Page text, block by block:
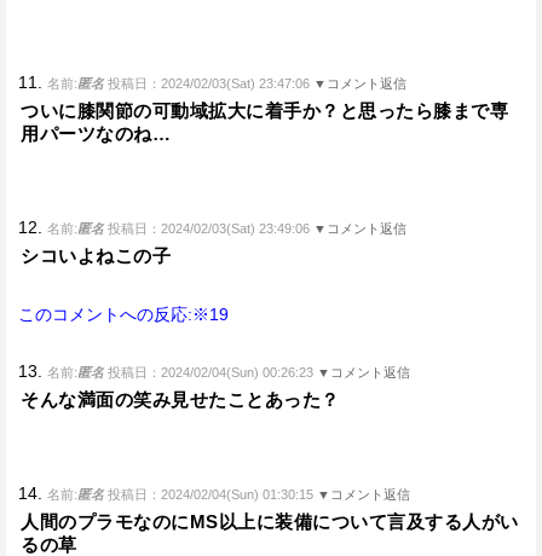
11. 名前:匿名 投稿日：2024/02/03(Sat) 23:47:06 ▼コメント返信
ついに膝関節の可動域拡大に着手か？と思ったら膝まで専
用パーツなのね…
12. 名前:匿名 投稿日：2024/02/03(Sat) 23:49:06 ▼コメント返信
シコいよねこの子
このコメントへの反応:※19
13. 名前:匿名 投稿日：2024/02/04(Sun) 00:26:23 ▼コメント返信
そんな満面の笑み見せたことあった？
14. 名前:匿名 投稿日：2024/02/04(Sun) 01:30:15 ▼コメント返信
人間のプラモなのにMS以上に装備について言及する人がい
るの草